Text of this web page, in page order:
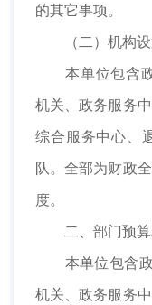
的其它事项。
（二）机构设
本单位包含政
机关、政务服务
综合服务中心、
队。全部为财政
度。
二、部门预算
本单位包含政
机关、政务服务